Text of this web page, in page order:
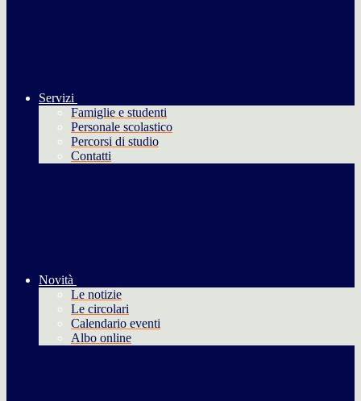
Servizi
Famiglie e studenti
Personale scolastico
Percorsi di studio
Contatti
Novità
Le notizie
Le circolari
Calendario eventi
Albo online